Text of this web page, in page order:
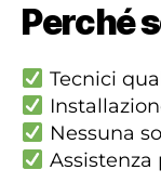
Perché
Tecnici
Nessuna
Assistenza